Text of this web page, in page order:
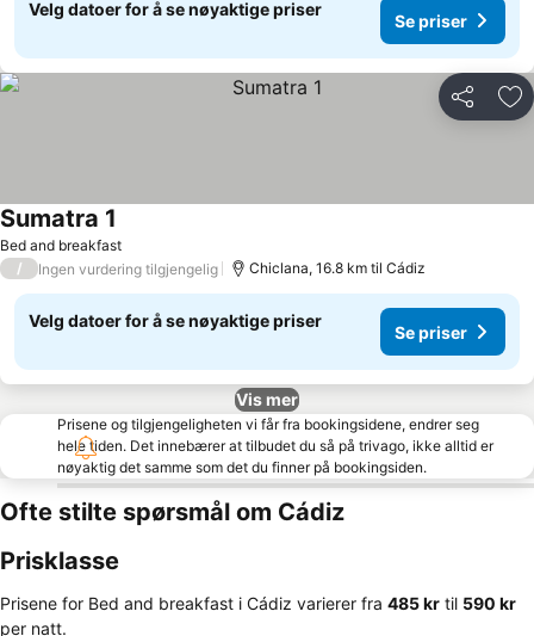
Velg datoer for å se nøyaktige priser
Se priser
Del
Bed and breakfast
Sumatra 1
/ Ingen vurdering tilgjengelig Chiclana, 16.8 km til Cádiz
Velg datoer for å se nøyaktige priser
Se priser
Vis mer
Prisene og tilgjengeligheten vi får fra bookingsidene, endrer seg
hele tiden. Det innebærer at tilbudet du så på trivago, ikke alltid er
nøyaktig det samme som det du finner på bookingsiden.
Ofte stilte spørsmål om Cádiz
Prisklasse
Prisene for Bed and breakfast i Cádiz varierer fra ‎485 kr til ‎590 kr
per natt.